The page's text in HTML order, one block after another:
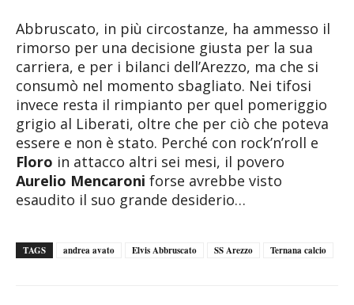
Abbruscato, in più circostanze, ha ammesso il
rimorso per una decisione giusta per la sua
carriera, e per i bilanci dell’Arezzo, ma che si
consumò nel momento sbagliato. Nei tifosi
invece resta il rimpianto per quel pomeriggio
grigio al Liberati, oltre che per ciò che poteva
essere e non è stato. Perché con rock’n’roll e
Floro in attacco altri sei mesi, il povero
Aurelio Mencaroni forse avrebbe visto
esaudito il suo grande desiderio…
TAGS andrea avato Elvis Abbruscato SS Arezzo Ternana calcio